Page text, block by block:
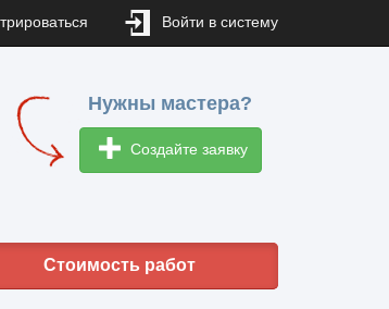
Войти в систему
Нужны мастера?
Создайте заявку
Стоимость работ